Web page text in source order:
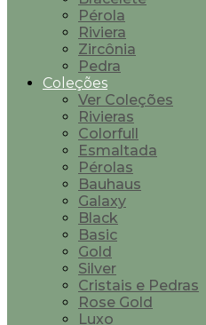
Pérola
Riviera
Zircônia
Pedra
Coleções
Ver Coleções
Rivieras
Colorfull
Esmaltada
Pérolas
Bauhaus
Galaxy
Black
Basic
Gold
Silver
Cristais e Pedras
Rose Gold
Luxo